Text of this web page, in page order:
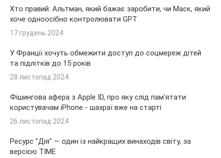
Хто правий: Альтман, який бажає заробити, чи Маск, який
хоче одноосібно контролювати GPT
17 грудень 2024
У Франції хочуть обмежити доступ до соцмереж дітей
та підлітків до 15 років
28 листопад 2024
Фішингова афера з Apple ID, про яку слід пам'ятати
користувачам iPhone - шахраї вже на старті
26 листопад 2024
Ресурс "Дія" — один із найкращих винаходів світу, за
версією TIME